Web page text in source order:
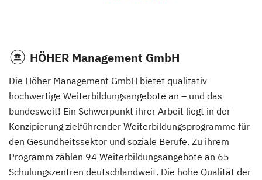
Geriatrische Pflege (Vollzeit)
Gerontopsychiatrische Pflege (Vollzeit)
Häusliche psychiatrische Fachkrankenpflege
HÖHER Management GmbH
Die Höher Management GmbH bietet qualitativ
hochwertige Weiterbildungsangebote an – und das
bundesweit! Ein Schwerpunkt ihrer Arbeit liegt in der
Konzipierung zielführender Weiterbildungsprogramme für
den Gesundheitssektor und soziale Berufe. Zu ihrem
Programm zählen 94 Weiterbildungsangebote an 65
Schulungszentren deutschlandweit. Die hohe Qualität der